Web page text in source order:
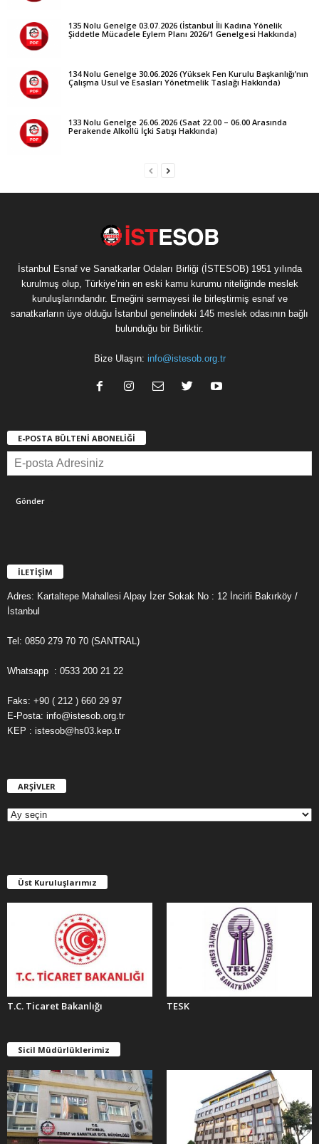
135 Nolu Genelge 03.07.2026 (İstanbul İli Kadına Yönelik
Şiddetle Mücadele Eylem Planı 2026/1 Genelgesi Hakkında)
134 Nolu Genelge 30.06.2026 (Yüksek Fen Kurulu Başkanlığı’nın
Çalışma Usul ve Esasları Yönetmelik Taslağı Hakkında)
133 Nolu Genelge 26.06.2026 (Saat 22.00 – 06.00 Arasında
Perakende Alkollü İçki Satışı Hakkında)
İstanbul Esnaf ve Sanatkarlar Odaları Birliği (İSTESOB) 1951 yılında
kurulmuş olup, Türkiye’nin en eski kamu kurumu niteliğinde meslek
kuruluşlarındandır. Emeğini sermayesi ile birleştirmiş esnaf ve
sanatkarların üye olduğu İstanbul genelindeki 145 meslek odasının bağlı
bulunduğu bir Birliktir.
Bize Ulaşın: info@istesob.org.tr
E-POSTA BÜLTENİ ABONELİĞİ
İLETİŞİM
Adres: Kartaltepe Mahallesi Alpay İzer Sokak No : 12 İncirli Bakırköy /
İstanbul
Tel: 0850 279 70 70 (SANTRAL)
Whatsapp : 0533 200 21 22
Faks: +90 ( 212 ) 660 29 97
E-Posta: info@istesob.org.tr
KEP : istesob@hs03.kep.tr
ARŞİVLER
E
R
Üst Kuruluşlarımız
T.C. Ticaret Bakanlığı TESK
Sicil Müdürlüklerimiz